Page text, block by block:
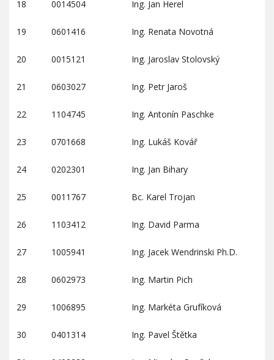
18 0014504 Ing. Jan Herel
19 0601416 Ing. Renata Novotná
20 0015121 Ing. Jaroslav Stolovský
21 0603027 Ing. Petr Jaroš
22 1104745 Ing. Antonín Paschke
23 0701668 Ing. Lukáš Kovář
24 0202301 Ing. Jan Bihary
25 0011767 Bc. Karel Trojan
26 1103412 Ing. David Parma
27 1005941 Ing. Jacek Wendrinski Ph.D.
28 0602973 Ing. Martin Pich
29 1006895 Ing. Markéta Grufíková
30 0401314 Ing. Pavel Štětka